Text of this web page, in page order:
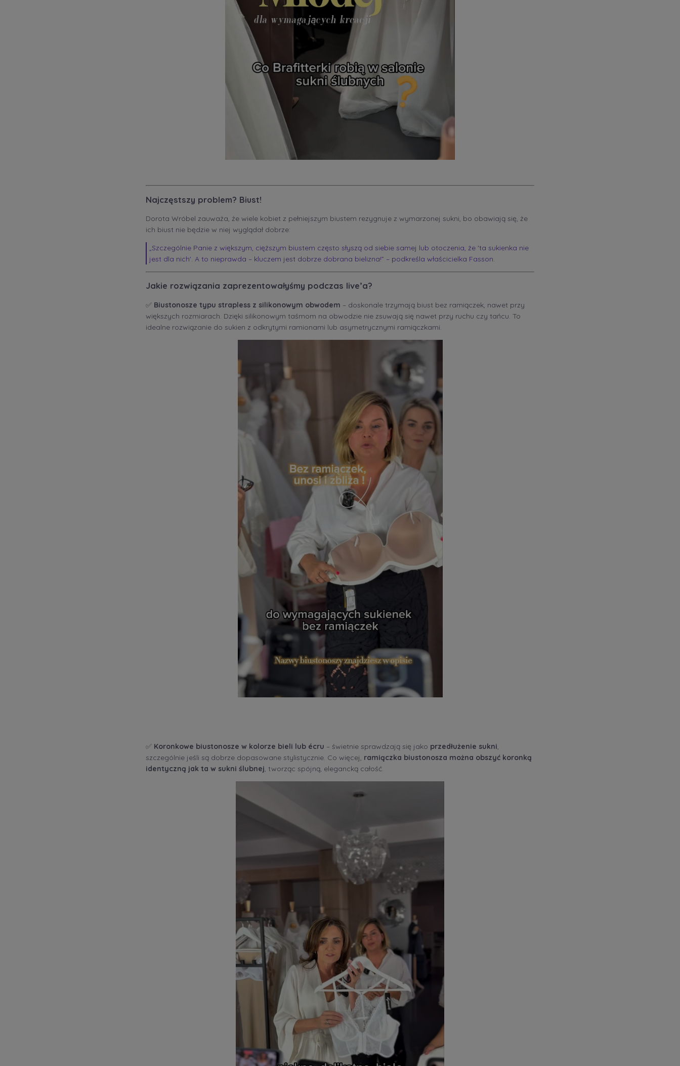
Najczęstszy problem? Biust!
Dorota Wróbel zauważa, że wiele kobiet z pełniejszym biustem rezygnuje z wymarzonej sukni, bo obawiają się, że
ich biust nie będzie w niej wyglądał dobrze:
„Szczególnie Panie z większym, cięższym biustem często słyszą od siebie samej lub otoczenia, że 'ta sukienka nie
jest dla nich'. A to nieprawda – kluczem jest dobrze dobrana bielizna!” – podkreśla właścicielka Fasson.
Jakie rozwiązania zaprezentowałyśmy podczas live’a?
✅ Biustonosze typu strapless z silikonowym obwodem – doskonale trzymają biust bez ramiączek, nawet przy
większych rozmiarach. Dzięki silikonowym taśmom na obwodzie nie zsuwają się nawet przy ruchu czy tańcu. To
idealne rozwiązanie do sukien z odkrytymi ramionami lub asymetrycznymi ramiączkami.
✅ Koronkowe biustonosze w kolorze bieli lub écru – świetnie sprawdzają się jako przedłużenie sukni,
szczególnie jeśli są dobrze dopasowane stylistycznie. Co więcej, ramiączka biustonosza można obszyć koronką
identyczną jak ta w sukni ślubnej, tworząc spójną, elegancką całość.